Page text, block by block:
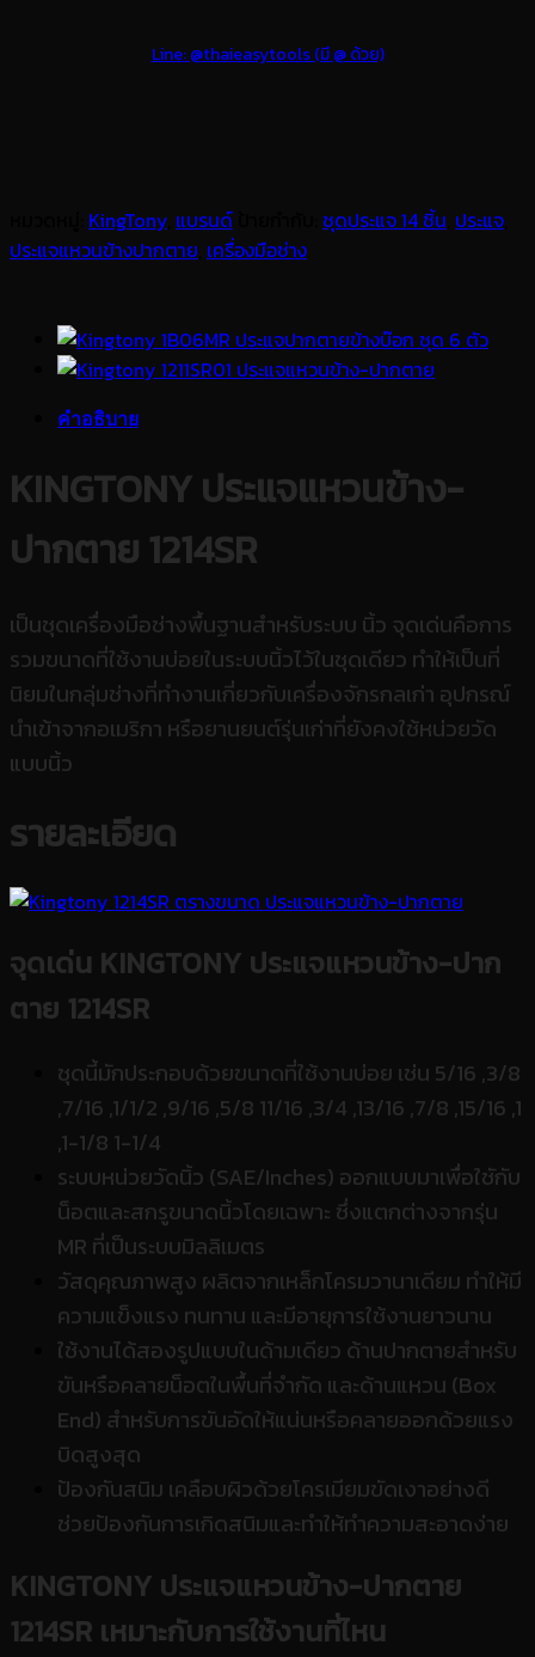
Line: @thaieasytools (มี @ ด้วย)
KingTony แบรนด์ ชุดประแจ 14 ชิ้น ประแจ
ประแจแหวนข้างปากตาย เครื่องมือช่าง
คำอธิบาย
KINGTONY ประแจแหวนข้าง-
ปากตาย 1214SR
เป็นชุดเครื่องมือช่างพื้นฐานสำหรับระบบ นิ้ว จุดเด่นคือการ
รวมขนาดที่ใช้งานบ่อยในระบบนิ้วไว้ในชุดเดียว ทำให้เป็นที่
นิยมในกลุ่มช่างที่ทำงานเกี่ยวกับเครื่องจักรกลเก่า อุปกรณ์
นำเข้าจากอเมริกา หรือยานยนต์รุ่นเก่าที่ยังคงใช้หน่วยวัด
แบบนิ้ว
รายละเอียด
จุดเด่น KINGTONY ประแจแหวนข้าง-ปาก
ตาย 1214SR
ชุดนี้มักประกอบด้วยขนาดที่ใช้งานบ่อย เช่น 5/16 ,3/8
,7/16 ,1/1/2 ,9/16 ,5/8 11/16 ,3/4 ,13/16 ,7/8 ,15/16 ,1
,1-1/8 1-1/4
ระบบหน่วยวัดนิ้ว (SAE/Inches) ออกแบบมาเพื่อใชักับ
น็อตและสกรูขนาดนิ้วโดยเฉพาะ ซึ่งแตกต่างจากรุ่น
MR ที่เป็นระบบมิลลิเมตร
วัสดุคุณภาพสูง ผลิตจากเหล็กโครมวานาเดียม ทำให้มี
ความแข็งแรง ทนทาน และมีอายุการใช้งานยาวนาน
ใช้งานได้สองรูปแบบในด้ามเดียว ด้านปากตายสำหรับ
ขันหรือคลายน็อตในพื้นที่จำกัด และด้านแหวน (Box
End) สำหรับการขันอัดให้แน่นหรือคลายออกด้วยแรง
บิดสูงสุด
ป้องกันสนิม เคลือบผิวด้วยโครเมียมขัดเงาอย่างดี
ช่วยป้องกันการเกิดสนิมและทำให้ทำความสะอาดง่าย
KINGTONY ประแจแหวนข้าง-ปากตาย
1214SR เหมาะกับการใช้งานที่ไหน